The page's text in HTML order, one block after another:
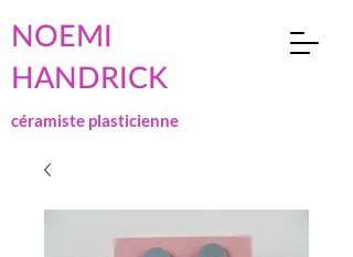
NOEMI
HANDRICK
céramiste plasticienne